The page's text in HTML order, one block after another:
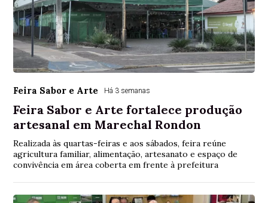
Feira Sabor e Arte Há 3 semanas
Feira Sabor e Arte fortalece produção
artesanal em Marechal Rondon
Realizada às quartas-feiras e aos sábados, feira reúne
agricultura familiar, alimentação, artesanato e espaço de
convivência em área coberta em frente à prefeitura